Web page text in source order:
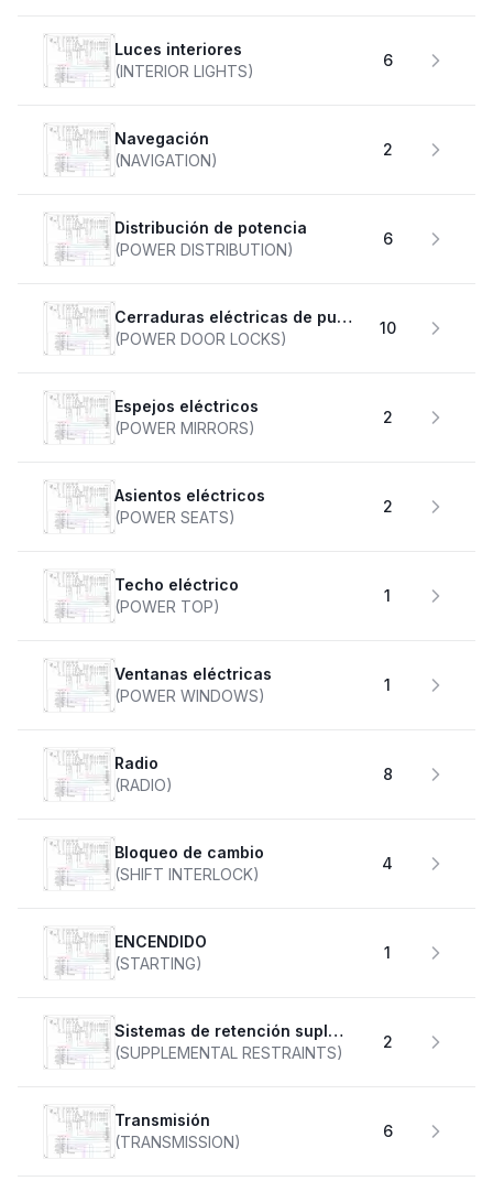
Luces interiores
(INTERIOR LIGHTS)
6
Navegación
(NAVIGATION)
2
Distribución de potencia
(POWER DISTRIBUTION)
6
Cerraduras eléctricas de puertas
(POWER DOOR LOCKS)
10
Espejos eléctricos
(POWER MIRRORS)
2
Asientos eléctricos
(POWER SEATS)
2
Techo eléctrico
(POWER TOP)
1
Ventanas eléctricas
(POWER WINDOWS)
1
Radio
(RADIO)
8
Bloqueo de cambio
(SHIFT INTERLOCK)
4
ENCENDIDO
(STARTING)
1
Sistemas de retención suplementarios
(SUPPLEMENTAL RESTRAINTS)
2
transmisión
(TRANSMISSION)
6